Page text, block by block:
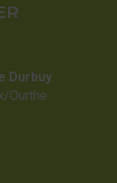
Durbuy
Ourthe